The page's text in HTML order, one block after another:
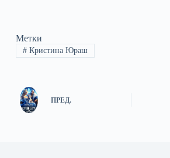
Метки
#Кристина Юраш
ПРЕД.